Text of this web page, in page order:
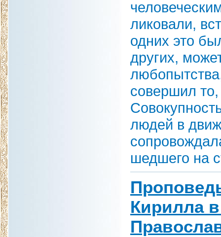
ликовали,
одних это
других,
совершил
людей в
шедшего на
Кирилла